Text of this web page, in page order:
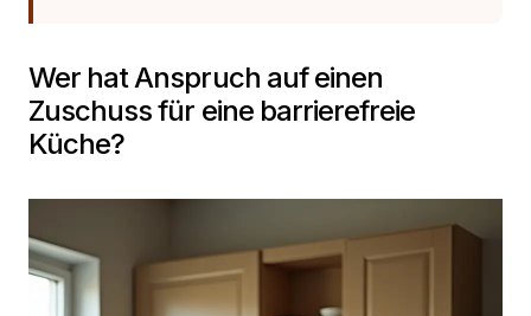
Wer hat Anspruch auf einen
Zuschuss für eine barrierefreie
Küche?